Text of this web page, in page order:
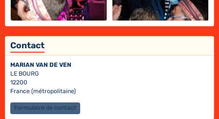
Contact
MARIAN VAN DE VEN
LE BOURG
12200
France (métropolitaine)
Formulaire de contact